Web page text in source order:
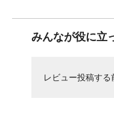
みんなが役に立
レビュー投稿する